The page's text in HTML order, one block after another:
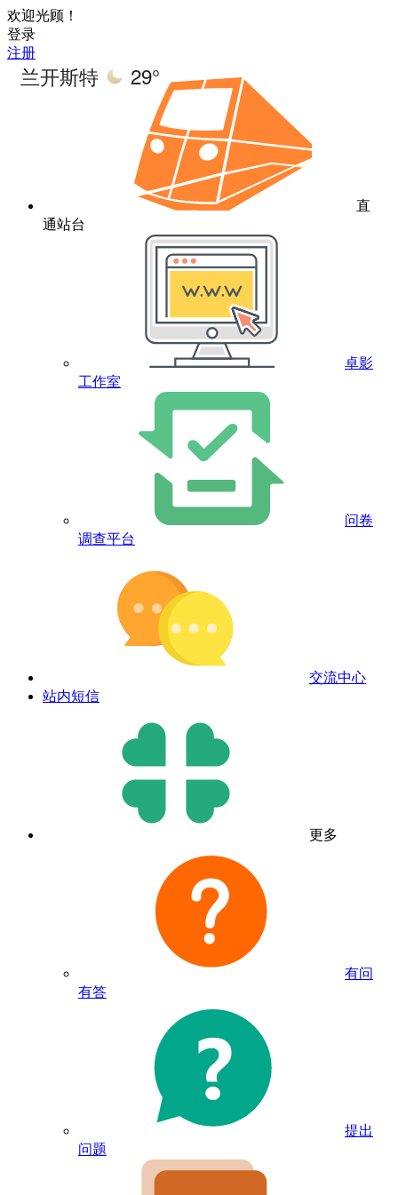
欢迎光顾！
登录
注册
兰开斯特 29°
直
通站台
卓影
工作室
问卷
调查平台
交流中心
站内短信
更多
有问
有答
提出
问题